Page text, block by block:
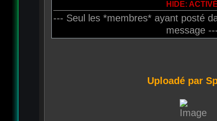
HIDE:
--- Seul les *membres* ayant posté
message
Uploadé par